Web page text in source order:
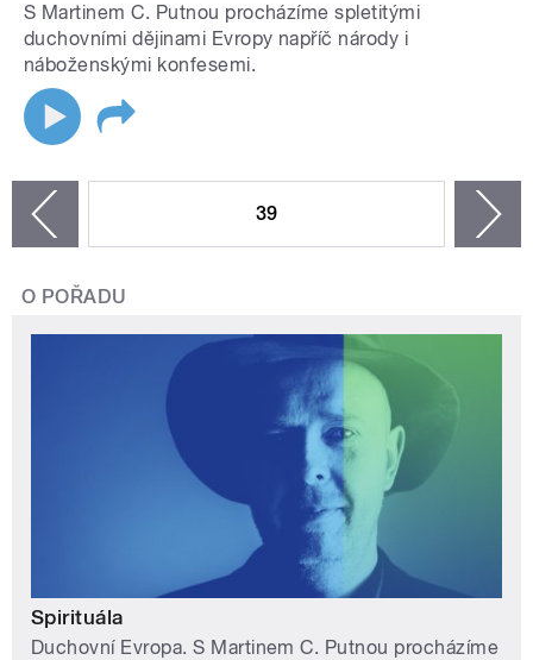
S Martinem C. Putnou procházíme spletitými
duchovními dějinami Evropy napříč národy i
náboženskými konfesemi.
39
O POŘADU
Spirituála
Duchovní Evropa. S Martinem C. Putnou procházíme